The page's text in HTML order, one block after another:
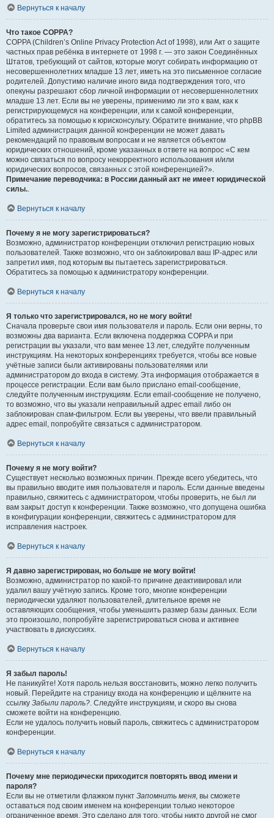
Вернуться к началу
Что такое COPPA?
COPPA (Children’s Online Privacy Protection Act of 1998), или Акт о защите
частных прав ребёнка в интернете от 1998 г. — это закон Соединённых
Штатов, требующий от сайтов, которые могут собирать информацию от
несовершеннолетних младше 13 лет, иметь на это письменное согласие
родителей. Допустимо наличие иного вида подтверждения того, что
опекуны разрешают сбор личной информации от несовершеннолетних
младше 13 лет. Если вы не уверены, применимо ли это к вам, как к
регистрирующемуся на конференции, или к самой конференции,
обратитесь за помощью к юрисконсульту. Обратите внимание, что phpBB
Limited администрация данной конференции не может давать
рекомендаций по правовым вопросам и не является объектом
юридических отношений, кроме указанных в ответе на вопрос «С кем
можно связаться по вопросу некорректного использования и/или
юридических вопросов, связанных с этой конференцией?».
Примечание переводчика: в России данный акт не имеет юридической
силы..
Вернуться к началу
Почему я не могу зарегистрироваться?
Возможно, администратор конференции отключил регистрацию новых
пользователей. Также возможно, что он заблокировал ваш IP-адрес или
запретил имя, под которым вы пытаетесь зарегистрироваться.
Обратитесь за помощью к администратору конференции.
Вернуться к началу
Я только что зарегистрировался, но не могу войти!
Сначала проверьте свои имя пользователя и пароль. Если они верны, то
возможны два варианта. Если включена поддержка COPPA и при
регистрации вы указали, что вам менее 13 лет, следуйте полученным
инструкциям. На некоторых конференциях требуется, чтобы все новые
учётные записи были активированы пользователями или
администратором до входа в систему. Эта информация отображается в
процессе регистрации. Если вам было прислано email-сообщение,
следуйте полученным инструкциям. Если email-сообщение не получено,
то возможно, что вы указали неправильный адрес email либо он
заблокирован спам-фильтром. Если вы уверены, что ввели правильный
адрес email, попробуйте связаться с администратором.
Вернуться к началу
Почему я не могу войти?
Существует несколько возможных причин. Прежде всего убедитесь, что
вы правильно вводите имя пользователя и пароль. Если данные введены
правильно, свяжитесь с администратором, чтобы проверить, не был ли
вам закрыт доступ к конференции. Также возможно, что допущена ошибка
в конфигурации конференции, свяжитесь с администратором для
исправления настроек.
Вернуться к началу
Я давно зарегистрирован, но больше не могу войти!
Возможно, администратор по какой-то причине деактивировал или
удалил вашу учётную запись. Кроме того, многие конференции
периодически удаляют пользователей, длительное время не
оставляющих сообщения, чтобы уменьшить размер базы данных. Если
это произошло, попробуйте зарегистрироваться снова и активнее
участвовать в дискуссиях.
Вернуться к началу
Я забыл пароль!
Не паникуйте! Хотя пароль нельзя восстановить, можно легко получить
новый. Перейдите на страницу входа на конференцию и щёлкните на
ссылку Забыли пароль?. Следуйте инструкциям, и скоро вы снова
сможете войти на конференцию.
Если не удалось получить новый пароль, свяжитесь с администратором
конференции.
Вернуться к началу
Почему мне периодически приходится повторять ввод имени и
пароля?
Если вы не отметили флажком пункт Запомнить меня, вы сможете
оставаться под своим именем на конференции только некоторое
ограниченное время. Это сделано для того, чтобы никто другой не смог